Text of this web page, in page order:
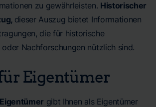
zu gewährleisten. Historischer
dieser Auszug bietet Informationen
die für historische
Nachforschungen nützlich sind.
Eigentümer
gibt Ihnen als Eigentümer